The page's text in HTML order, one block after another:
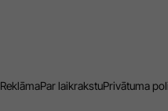
ReklāmaPar laikrakstuPrivātuma